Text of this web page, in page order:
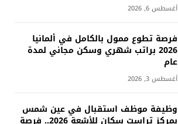
أغسطس 6, 2026
فرصة تطوع ممول بالكامل في ألمانيا
2026 براتب شهري وسكن مجاني لمدة
عام
أغسطس 3, 2026
وظيفة موظف استقبال في عين شمس
بمركز تراست سكان للأشعة 2026.. فرصة